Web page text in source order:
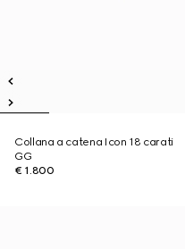
Collana a catena Icon 18 carati
GG
€ 1.800